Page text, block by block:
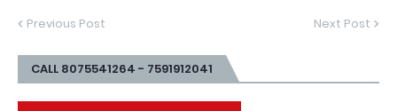
Previous Post Next Post
CALL 8075541264 - 7591912041